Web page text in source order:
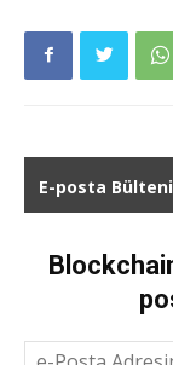
E-posta Bülteni